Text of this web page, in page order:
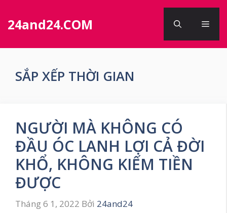
đến
nội24and24.COM
SẮP XẾP THỜI GIAN
NGƯỜI MÀ KHÔNG CÓ
ĐẦU ÓC LANH LỢI CẢ ĐỜI
KHỔ, KHÔNG KIẾM TIỀN
ĐƯỢC
Tháng 6 1, 2022 Bởi 24and24